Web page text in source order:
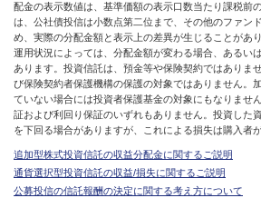
配金の表示数値は、基準価額の表示口数当たり課税前
は、公社債投信は小数点第二位まで、その他のファン
め、実際の分配金額と表示上の差異が生じることがあり
運用状況によっては、分配金額が変わる場合、あるい
あります。投資信託は、預金等や保険契約ではありま
び保険契約者保護機構の保護の対象ではありません。
ていない場合には投資者保護基金の対象にもなりませ
証および利回り保証のいずれもありません。投資した
を下回る場合がありますが、これによる損失は購入者
追加型株式投資信託の収益分配金に関するご説明
通貨選択型投資信託の収益/損失に関するご説明
公募投信の信託報酬の決定に関する考え方について